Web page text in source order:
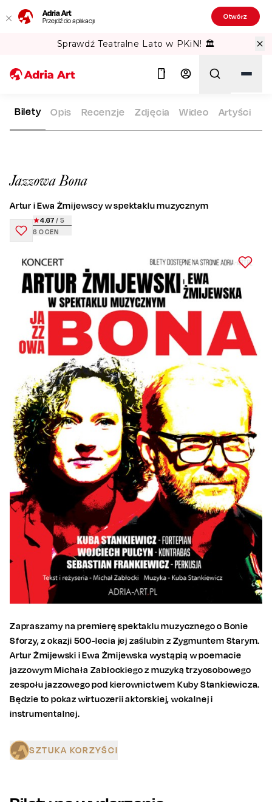
Adria Art
Przejdź do aplikacji Otwórz
Sprawdź Teatralne Lato w PKiN! 🏛️
ADRIA ART REPERTUAR JAZZOWA BONA
Jazzowa Bona
Artur i Ewa Żmijewscy w spektaklu muzycznym
6 OCEN
4.67 / 5
Bilety Opis Recenzje Zdjęcia Wideo Artyści
Zapraszamy na premierę spektaklu muzycznego o Bonie
Sforzy, z okazji 500-lecia jej zaślubin z Zygmuntem Starym.
Artur Żmijewski i Ewa Żmijewska wystąpią w poemacie
jazzowym Michała Zabłockiego z muzyką trzyosobowego
zespołu jazzowego pod kierownictwem Kuby Stankiewicza.
Będzie to pokaz wirtuozerii aktorskiej, wokalnej i
instrumentalnej.
SZTUKA KORZYŚCI